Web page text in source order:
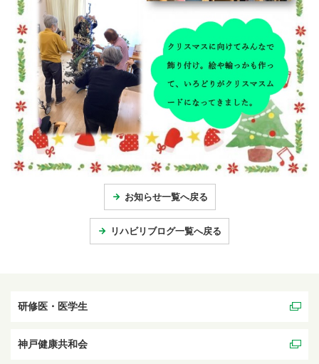
お知らせ一覧へ戻る
リハビリブログ一覧へ戻る
研修医・医学生
神戸健康共和会